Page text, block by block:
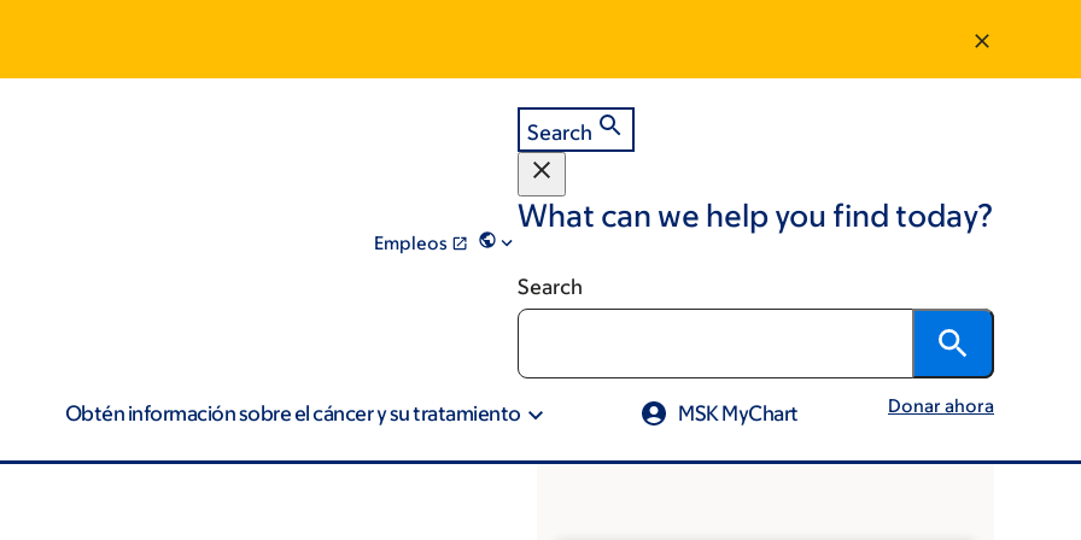
Empleos
Search
What can we help you find today?
Search
Obtén información sobre el cáncer y su tratamiento MSK MyChart Donar ahora